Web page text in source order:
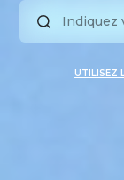
UTILISEZ